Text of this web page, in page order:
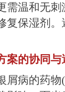
需温和无
复保湿剂
的协同与
病的药物(